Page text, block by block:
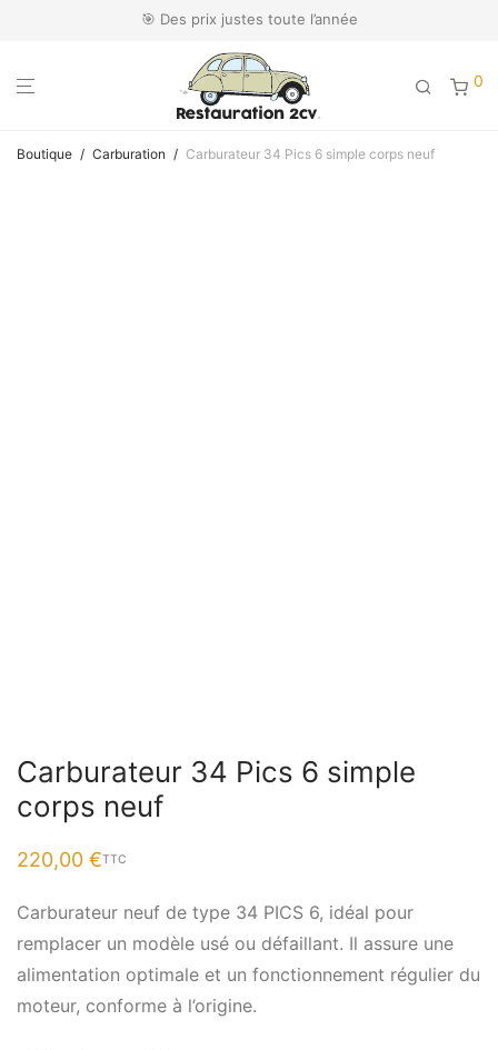
🎯 Des prix justes toute l’année
0
Boutique / Carburation / Carburateur 34 Pics 6 simple corps neuf
Carburateur 34 Pics 6 simple
corps neuf
220,00 €TTC
Carburateur neuf de type 34 PICS 6, idéal pour
remplacer un modèle usé ou défaillant. Il assure une
alimentation optimale et un fonctionnement régulier du
moteur, conforme à l’origine.